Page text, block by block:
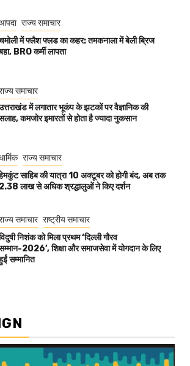
राज्य समाचार
में फ्लैश फ्लड का कहर: तमकनाला में बेली ब्रिज
BRO कर्मी लापता
समाचार
में लगातार भूकंप के झटकों पर वैज्ञानिक की
कमजोर इमारतों से होता है ज्यादा नुकसान
राज्य समाचार
साहिब की यात्रा 10 अक्टूबर को होगी बंद, अब तक
2.38 लाख से अधिक श्रद्धालुओं ने किए दर्शन
समाचार राष्ट्रीय समाचार
निशंक को मिला प्रथम ‘दिल्ली गौरव
2026’, शिक्षा और समाजसेवा में योगदान के लिए
सम्मानित